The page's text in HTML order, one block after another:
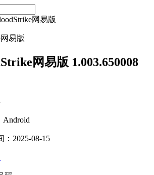
网易版
网易版 1.003.650008
Android
：2025-08-15